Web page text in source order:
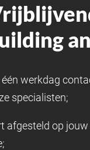
één werkdag
specialisten;
afgesteld op